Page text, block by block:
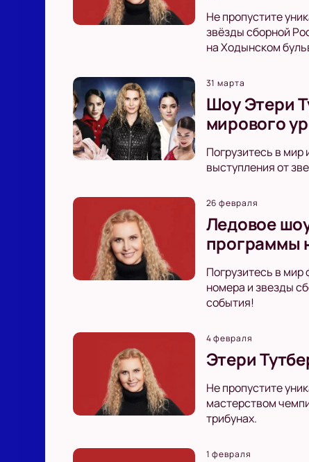
Не пропустите
звёзды сборной
на Ходынском
31 марта
Шоу Этери
мирового
Погрузитесь в
выступления от
26 февраля
Ледовое
программы
Погрузитесь в
номера и звезды
события!
4 февраля
Этери
Не пропустите
мастерством
трибунах.
1 февраля